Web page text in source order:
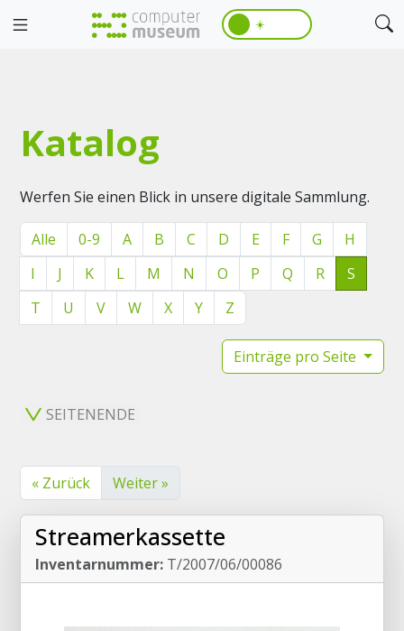
☀️
Katalog
Werfen Sie einen Blick in unsere digitale Sammlung.
Alle 0-9 A B C D E F G
H
I
J K L M N O P Q R
S
T
U V W X Y Z
Einträge pro Seite
SEITENENDE
« Zurück Weiter »
Streamerkassette
Inventarnummer: T/2007/06/00086